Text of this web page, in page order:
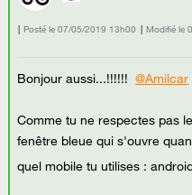
Posté le ‎07/05/2019 13h00 Modifié le
Bonjour aussi...!!!!!!@Amilcar
Comme tu ne respectes pas
fenêtre bleue qui s'ouvre
quel mobile tu utilises :